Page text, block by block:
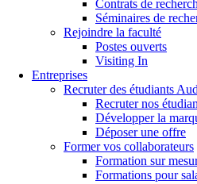
Contrats de
Séminaires de
Rejoindre la faculté
Postes ouverts
Visiting In
Entreprises
Recruter des étudiants
Recruter nos
Développer la
Déposer une offre
Former vos collaborateurs
Formation sur
Formations pour